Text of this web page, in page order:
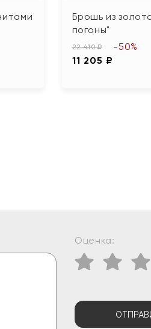
Брошь из
погоны"
22 410 ₽
11 205 ₽
-50%
Оценка: